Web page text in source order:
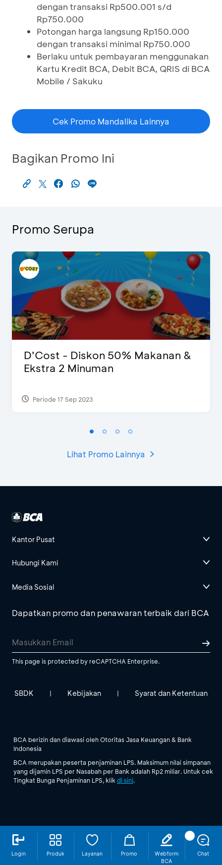
Login Produk Layanan Promo
Webform
BCA
Chat
dengan transaksi Rp500.001 s/d
Rp750.000
Potongan harga langsung Rp150.000
dengan transaksi minimal Rp750.000
Berlaku untuk pembayaran menggunakan
Kartu Kredit BCA, Debit BCA, QRIS di BCA
Mobile / Sakuku
Cek Promo Mandalika Lainnya
Bagikan Promo Ini
Promo Serupa
D’Cost - Diskon 50% Makanan &
Ekstra 2 Minuman
Periode 17 Sep 2023
Lihat Promo Lainnya
Kantor Pusat
Hubungi Kami
Media Sosial
Dapatkan promo dan penawaran terbaik dari BCA
This page is protected by reCAPTCHA Enterprise.
SBDK | Kebijakan | Syarat dan Ketentuan
BCA berizin dan diawasi oleh Otoritas Jasa Keuangan & Bank
Indonesia
BCA merupakan peserta penjaminan LPS. Maksimum nilai simpanan
yang dijamin LPS per Nasabah per Bank adalah Rp2 miliar. Untuk cek
Tingkat Bunga Penjaminan LPS, klik di sini.